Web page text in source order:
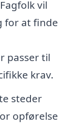
Fagfolk vil
for at finde
passer til
krav.
steder
opførelse